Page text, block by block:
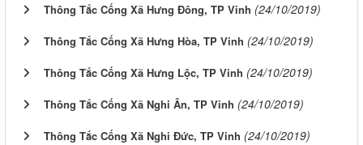
Thông Tắc Cống Xã Hưng Đông, TP Vinh (24/10/2019)
Thông Tắc Cống Xã Hưng Hòa, TP Vinh (24/10/2019)
Thông Tắc Cống Xã Hưng Lộc, TP Vinh (24/10/2019)
Thông Tắc Cống Xã Nghi Ân, TP Vinh (24/10/2019)
Thông Tắc Cống Xã Nghi Đức, TP Vinh (24/10/2019)